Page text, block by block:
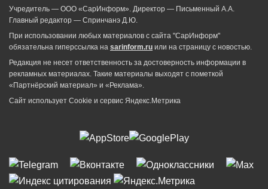
Учредитель — ООО «СарИнформ». Директор — Письменный А.А.
Главный редактор — Спринчанэ Д.Ю.
При использовании любых материалов с сайта "СарИнформ"
обязательна гиперссылка на sarinform.ru или на страницу с новостью.
Редакция не несет ответственность за достоверность информации в
рекламных материалах. Такие материалы выходят с пометкой
«Партнёрский материал» и «Реклама».
Сайт использует Cookie и сервиc Яндекс.Метрика